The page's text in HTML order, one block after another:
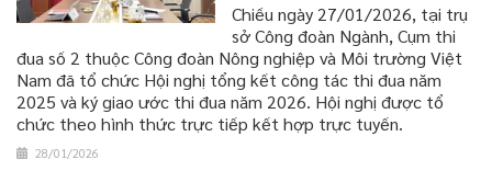
Chiều ngày 27/01/2026, tại trụ
sở Công đoàn Ngành, Cụm thi
đua số 2 thuộc Công đoàn Nông nghiệp và Môi trường Việt
Nam đã tổ chức Hội nghị tổng kết công tác thi đua năm
2025 và ký giao ước thi đua năm 2026. Hội nghị được tổ
chức theo hình thức trực tiếp kết hợp trực tuyến.
28/01/2026